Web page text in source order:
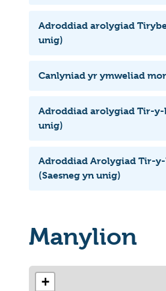
Adroddiad arolygiad
unig)
Canlyniad yr ymweliad
Adroddiad arolygiad Tir-y-
unig)
Adroddiad Arolygiad Tir-y-
(Saesneg yn unig)
Manylion
+